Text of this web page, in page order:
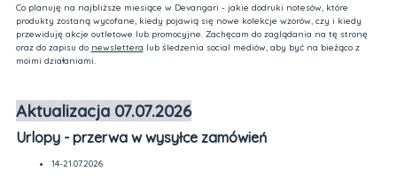
Co planuję na najbliższe miesiące w Devangari - jakie dodruki notesów, które
produkty zostaną wycofane, kiedy pojawią się nowe kolekcje wzorów, czy i kiedy
przewiduję akcje outletowe lub promocyjne. Zachęcam do zaglądania na tę stronę
oraz do zapisu do newslettera lub śledzenia social mediów, aby być na bieżąco z
moimi działaniami.
Aktualizacja 07.07.2026
Urlopy - przerwa w wysyłce zamówień
14-21.07.2026